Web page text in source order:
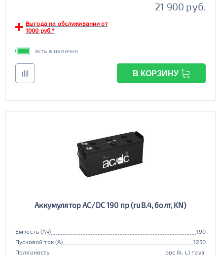
21 900 руб.
Выгода на обслуживании от
1000 руб.*
есть в наличии
В КОРЗИНУ
Аккумулятор AC/DC 190 пр (ruB.4, болт, KN)
Емкость (Ач)
190
Пусковой ток (А)
1250
Полярность
рос (4, L) груз.